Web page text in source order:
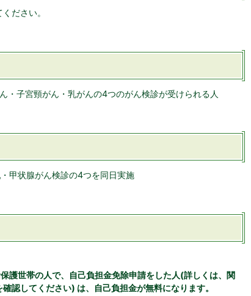
ださい。
子宮頸がん・乳がんの4つのがん検診が受けられる人
甲状腺がん検診の4つを同日実施
護世帯の人で、自己負担金免除申請をした人(詳しくは、関
認してください) は、自己負担金が無料になります。